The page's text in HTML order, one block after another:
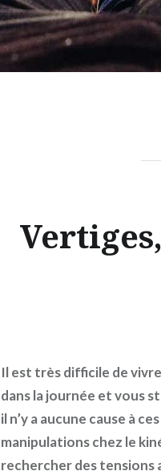
Il est très difficile de
dans la journée et vous
il n’y a aucune cause à
manipulations chez le
rechercher des tensions